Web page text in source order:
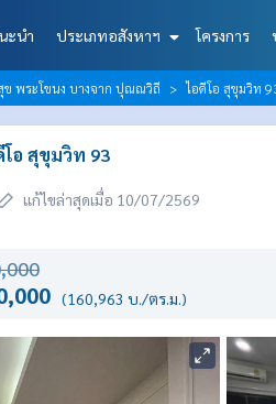
ะนำ ประเภทอสังหาฯ โครงการ
พระโขนง บางจาก ปุณณวิถี ไอดีโอ สุขุมวิท
โอ สุขุมวิท 93
แก้ไขล่าสุดเมื่อ 10/07/2569
(160,963 บ./ตร.ม.)